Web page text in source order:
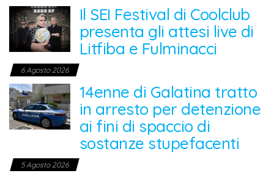
Il SEI Festival di Coolclub
presenta gli attesi live di
Litfiba e Fulminacci
6 Agosto 2026
14enne di Galatina tratto
in arresto per detenzione
ai fini di spaccio di
sostanze stupefacenti
5 Agosto 2026